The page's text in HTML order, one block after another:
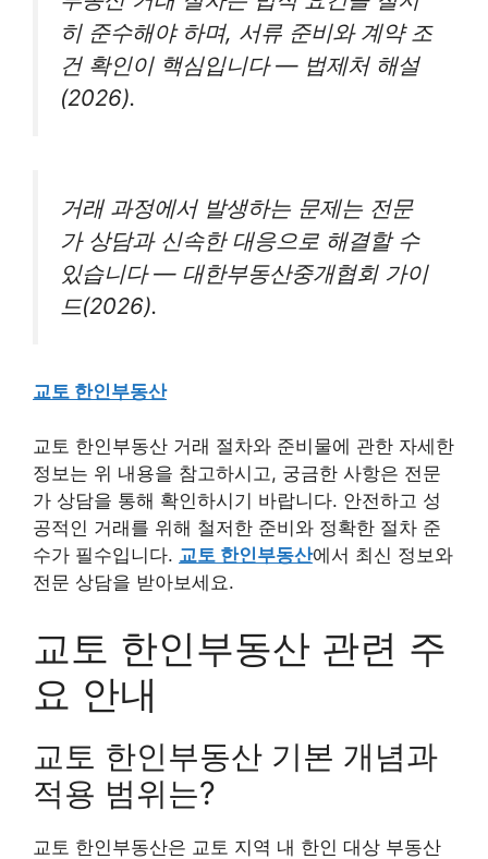
히 준수해야 하며, 서류 준비와 계약 조
건 확인이 핵심입니다 — 법제처 해설
(2026).
거래 과정에서 발생하는 문제는 전문
가 상담과 신속한 대응으로 해결할 수
있습니다 — 대한부동산중개협회 가이
드(2026).
교토 한인부동산
교토 한인부동산 거래 절차와 준비물에 관한 자세한
정보는 위 내용을 참고하시고, 궁금한 사항은 전문
가 상담을 통해 확인하시기 바랍니다. 안전하고 성
공적인 거래를 위해 철저한 준비와 정확한 절차 준
수가 필수입니다. 교토 한인부동산에서 최신 정보와
전문 상담을 받아보세요.
교토 한인부동산 관련 주
요 안내
교토 한인부동산 기본 개념과
적용 범위는?
교토 한인부동산은 교토 지역 내 한인 대상 부동산